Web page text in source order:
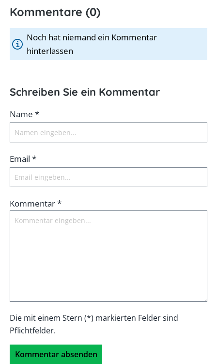
Kommentare (0)
Noch hat niemand ein Kommentar
hinterlassen
Schreiben Sie ein Kommentar
Name *
Email *
Kommentar *
Die mit einem Stern (*) markierten Felder sind
Pflichtfelder.
Kommentar absenden